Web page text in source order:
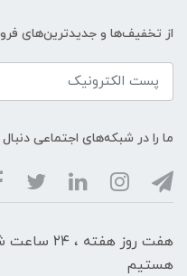
از تخفیف‌ها و جدیدترین‌های
ما را در شبکه‌های اجتماعی
هفت روز
هستیم